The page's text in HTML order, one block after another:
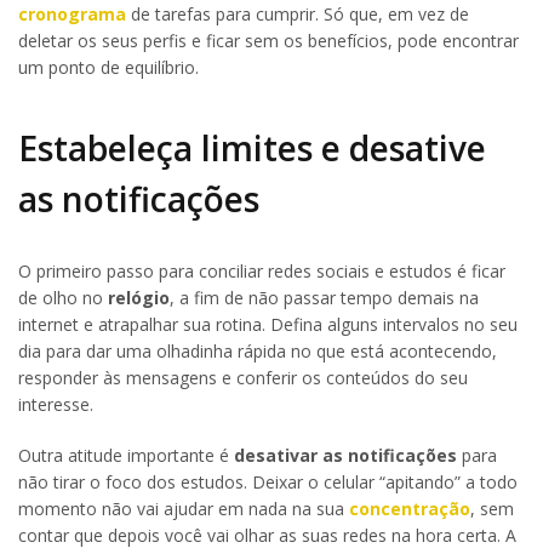
cronograma de tarefas para cumprir. Só que, em vez de
deletar os seus perfis e ficar sem os benefícios, pode encontrar
um ponto de equilíbrio.
Estabeleça limites e desative
as notificações
O primeiro passo para conciliar redes sociais e estudos é ficar
de olho no relógio, a fim de não passar tempo demais na
internet e atrapalhar sua rotina. Defina alguns intervalos no seu
dia para dar uma olhadinha rápida no que está acontecendo,
responder às mensagens e conferir os conteúdos do seu
interesse.
Outra atitude importante é desativar as notificações para
não tirar o foco dos estudos. Deixar o celular “apitando” a todo
momento não vai ajudar em nada na sua concentração, sem
contar que depois você vai olhar as suas redes na hora certa. A